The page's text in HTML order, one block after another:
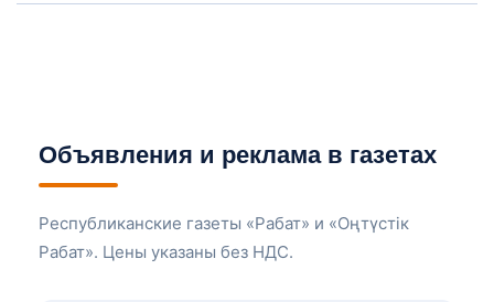
Объявления и реклама в газетах
Республиканские газеты «Рабат» и «Оңтүстік
Рабат». Цены указаны без НДС.